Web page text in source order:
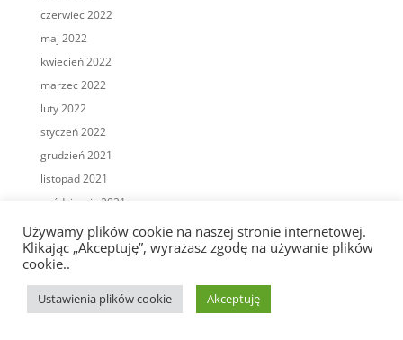
czerwiec 2022
maj 2022
kwiecień 2022
marzec 2022
luty 2022
styczeń 2022
grudzień 2021
listopad 2021
październik 2021
wrzesień 2021
sierpień 2021
lipiec 2021
czerwiec 2021
Używamy plików cookie na naszej stronie internetowej.
Klikając „Akceptuję”, wyrażasz zgodę na używanie plików
cookie..
Ustawienia plików cookie Akceptuję